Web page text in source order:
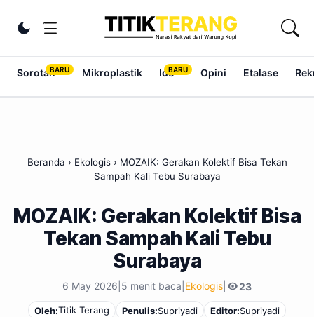
Ubah tema
Sorotan Mikroplastik Ide Opini Etalase
Beranda › Ekologis› MOZAIK: Gerakan Kolektif Bisa Tekan
Sampah Kali Tebu Surabaya
MOZAIK: Gerakan Kolektif Bisa
Tekan Sampah Kali Tebu
Surabaya
6 May 2026 5 menit baca Ekologis 23
Oleh:Titik Terang Penulis:Supriyadi Editor:Supriyadi